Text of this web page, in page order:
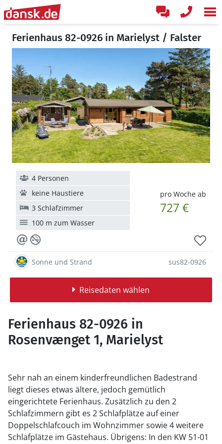
Ferienhaus 82-0926 in Marielyst / Falster
pro Woche ab
727 €
4 Personen
keine Haustiere
3 Schlafzimmer
100 m zum Wasser
Sonne und Strand sus82-0926
Reisedaten wählen
Ferienhaus 82-0926 in
Rosenvænget 1, Marielyst
Sehr nah an einem kinderfreundlichen Badestrand
liegt dieses etwas ältere, jedoch gemütlich
eingerichtete Ferienhaus. Zusätzlich zu den 2
Schlafzimmern gibt es 2 Schlafplätze auf einer
Doppelschlafcouch im Wohnzimmer sowie 4 weitere
Schlafplätze im Gästehaus. Übrigens: In den KW 51-01